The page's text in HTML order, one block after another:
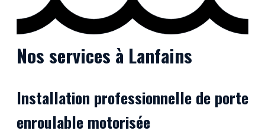
Nos services à Lanfains
Installation professionnelle de porte
enroulable motorisée